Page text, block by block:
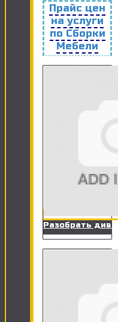
Прайс цен
на услуги
по Сборки
Мебели
Разобрать диван